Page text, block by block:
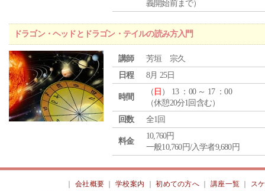
義開始前まで）
ドラゴン・ヘッドとドラゴン・テイルの読み方入門
講師
芳垣 宗久
日程
8月 25日
時間
（ 日 ） 13 ：00 ～ 17 ：00
（休憩20分1回含む）
回数
全1回
料金
10,760円
一般10,760円/入学者9,680円
会社概要 ｜学校案内 ｜初めての方へ 講座一覧
ス